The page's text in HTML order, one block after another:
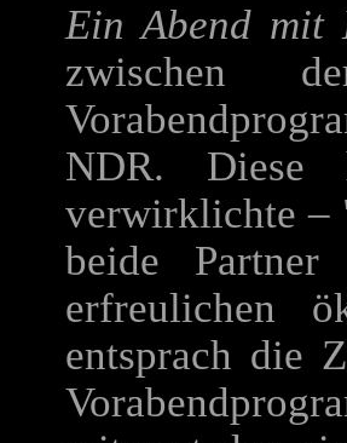
Ein Abend mit
zwischen
NDR. Diese
verwirklichte –
beide
erfreulichen
entsprach die